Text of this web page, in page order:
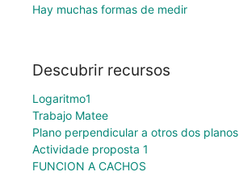
Hay muchas formas de medir
Descubrir recursos
Logaritmo1
Trabajo Matee
Plano perpendicular a otros dos planos
Actividade proposta 1
FUNCION A CACHOS